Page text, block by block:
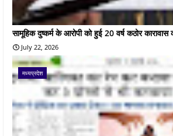
सामूहिक दुष्कर्म के आरोपी को हुई 20 वर्ष कठोर कारावास
July 22, 2026
मध्यप्रदेश